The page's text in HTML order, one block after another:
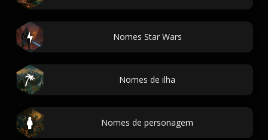
Nomes Star Wars
Nomes de ilha
Nomes de personagem